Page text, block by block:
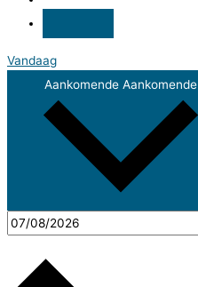
Vandaag
Aankomende Aankomende